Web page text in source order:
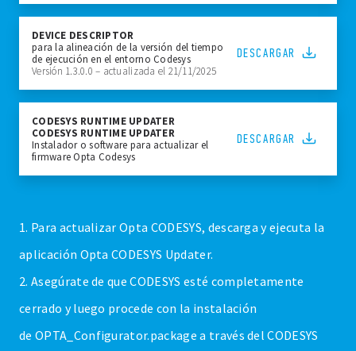
DEVICE DESCRIPTOR
para la alineación de la versión del tiempo
de ejecución en el entorno Codesys
Versión 1.3.0.0 – actualizada el 21/11/2025
DESCARGAR
CODESYS RUNTIME UPDATER
CODESYS RUNTIME UPDATER
Instalador o software para actualizar el
firmware Opta Codesys
DESCARGAR
1. Para actualizar Opta CODESYS, descarga y ejecuta la
aplicación Opta CODESYS Updater.
2. Asegúrate de que CODESYS esté completamente
cerrado y luego procede con la instalación
de OPTA_Configurator.package a través del CODESYS